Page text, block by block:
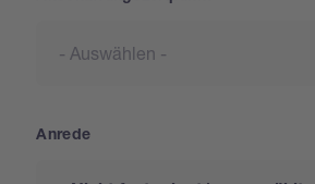
Anrede